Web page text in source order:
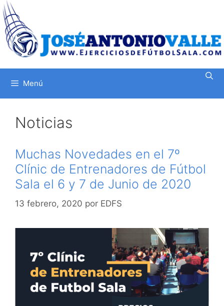
Saltar
al
contenido
Menú
Noticias
Muchas Novedades en el 7º
Clínic de Entrenadores de Fútbol
Sala el 6 y 7 de Junio de 2020
13 febrero, 2020 por EDFS